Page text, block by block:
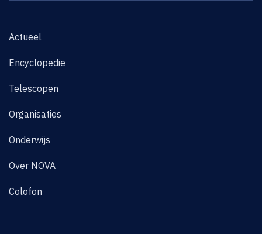
Actueel
Encyclopedie
Telescopen
Organisaties
Onderwijs
Over NOVA
Colofon